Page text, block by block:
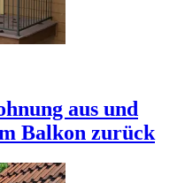
aus und
Balkon zurück